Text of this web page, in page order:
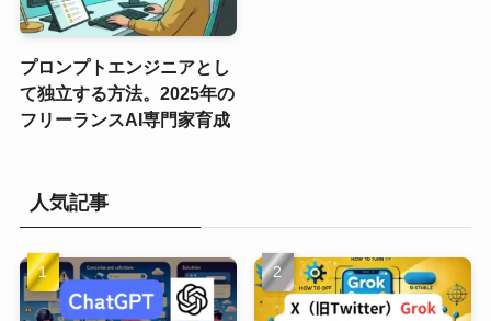
プロンプトエンジニアとし
て独立する方法。2025年の
フリーランスAI専門家育成
人気記事